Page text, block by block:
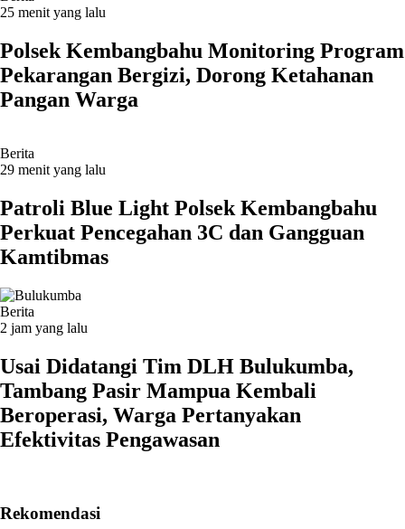
25 menit yang lalu
Polsek Kembangbahu Monitoring Program
Pekarangan Bergizi, Dorong Ketahanan
Pangan Warga
Berita
29 menit yang lalu
Patroli Blue Light Polsek Kembangbahu
Perkuat Pencegahan 3C dan Gangguan
Kamtibmas
Berita
2 jam yang lalu
Usai Didatangi Tim DLH Bulukumba,
Tambang Pasir Mampua Kembali
Beroperasi, Warga Pertanyakan
Efektivitas Pengawasan
Rekomendasi